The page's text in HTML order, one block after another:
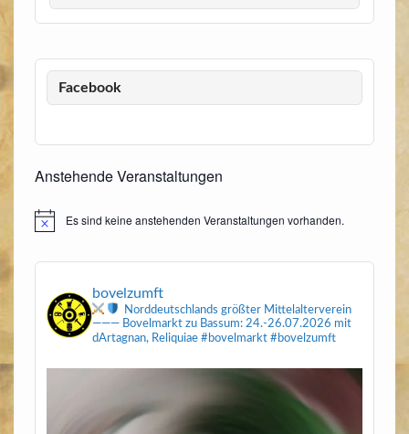
Facebook
Anstehende Veranstaltungen
HinweisEs sind keine anstehenden Veranstaltungen vorhanden.
bovelzumft
Norddeutschlands größter Mittelalterverein
——— Bovelmarkt zu Bassum: 24.-26.07.2026 mit
dArtagnan, Reliquiae#bovelmarkt #bovelzumft